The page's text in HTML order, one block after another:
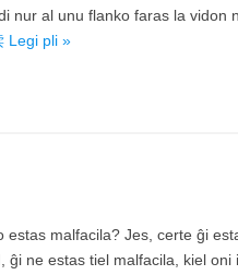
nur al unu flanko faras la vidon
Legi pli »
estas malfacila? Jes, certe ĝi
ĝi ne estas tiel malfacila, kiel oni